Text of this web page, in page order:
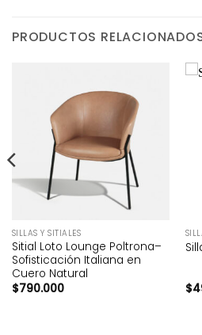
PRODUCTOS
SILLAS Y SITIALES
Sitial Loto Lounge Poltrona–
Sofisticación Italiana en
Cuero Natural
$790.000 $